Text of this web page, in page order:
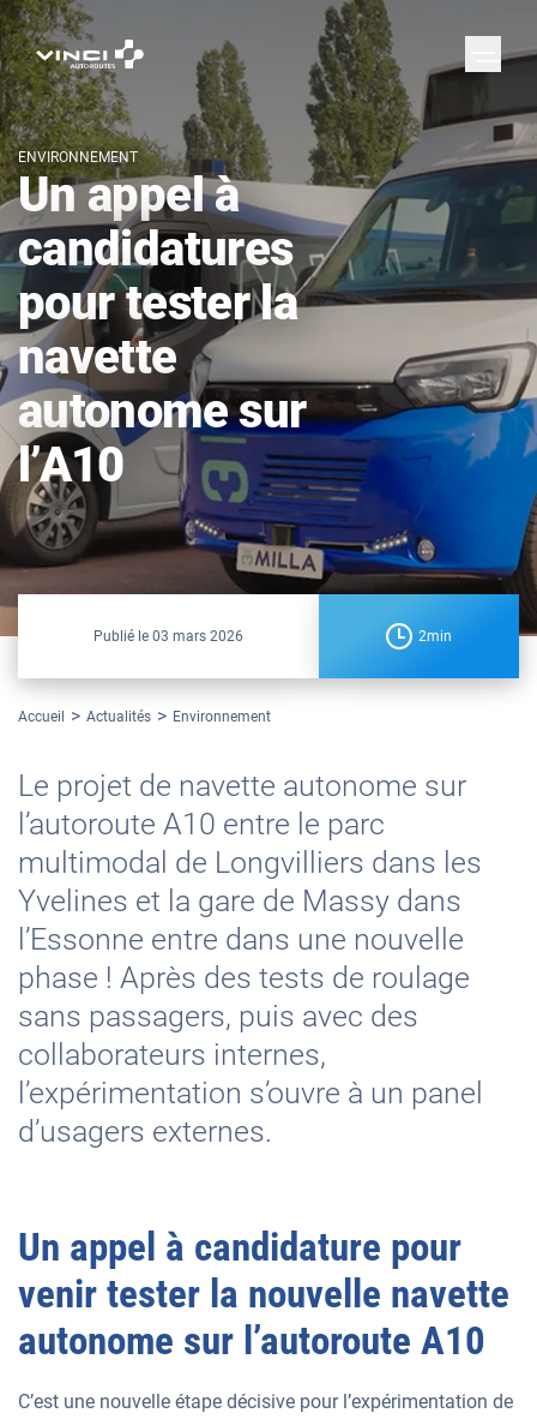
ENVIRONNEMENT
Un appel à
candidatures
pour tester la
navette
autonome sur
l’A10
Publié le 03 mars 2026 2min
Accueil Actualités Environnement
Le projet de navette autonome sur
l’autoroute A10 entre le parc
multimodal de Longvilliers dans les
Yvelines et la gare de Massy dans
l’Essonne entre dans une nouvelle
phase ! Après des tests de roulage
sans passagers, puis avec des
collaborateurs internes,
l’expérimentation s’ouvre à un panel
d’usagers externes.
Un appel à candidature pour
venir tester la nouvelle navette
autonome sur l’autoroute A10
C’est une nouvelle étape décisive pour l’expérimentation de